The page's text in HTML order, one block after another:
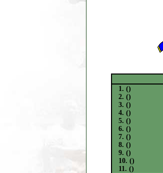
1. ()
2. ()
3. ()
4. ()
5. ()
6. ()
7. ()
8. ()
9. ()
10. ()
11. ()